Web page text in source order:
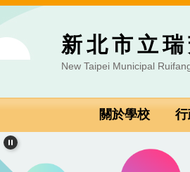
主
區
新北市立
New Taipei Municipal
關於學校